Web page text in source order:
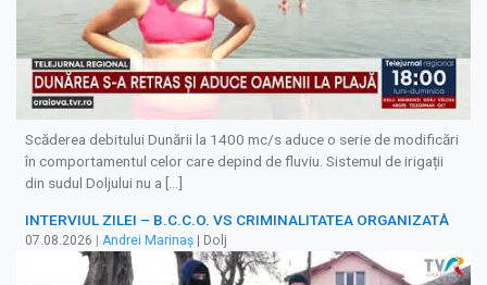
Scăderea debitului Dunării la 1400 mc/s aduce o serie de modificări
în comportamentul celor care depind de fluviu. Sistemul de irigații
din sudul Doljului nu a […]
INTERVIUL ZILEI – B.C.C.O. VS CRIMINALITATEA ORGANIZATĂ
07.08.2026 Andrei Marinaș | Dolj